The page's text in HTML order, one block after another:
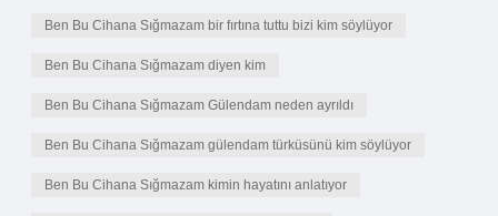
Ben Bu Cihana Sığmazam bir fırtına tuttu bizi kim söylüyor
Ben Bu Cihana Sığmazam diyen kim
Ben Bu Cihana Sığmazam Gülendam neden ayrıldı
Ben Bu Cihana Sığmazam gülendam türküsünü kim söylüyor
Ben Bu Cihana Sığmazam kimin hayatını anlatıyor